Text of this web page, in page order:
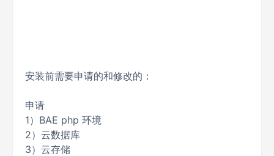
安装前需要申请的和修改的：
申请
1）BAE php 环境
2）云数据库
3）云存储